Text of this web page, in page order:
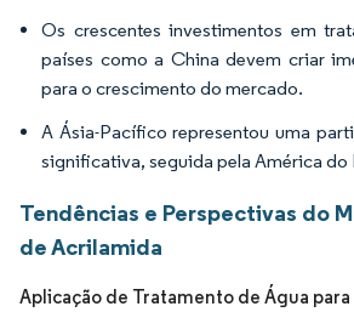
Os crescentes investimentos em
países como a China devem criar
para o crescimento do mercado.
A Ásia-Pacífico representou uma
significativa, seguida pela América do
Tendências e Perspectivas do
de Acrilamida
Aplicação de Tratamento de Água